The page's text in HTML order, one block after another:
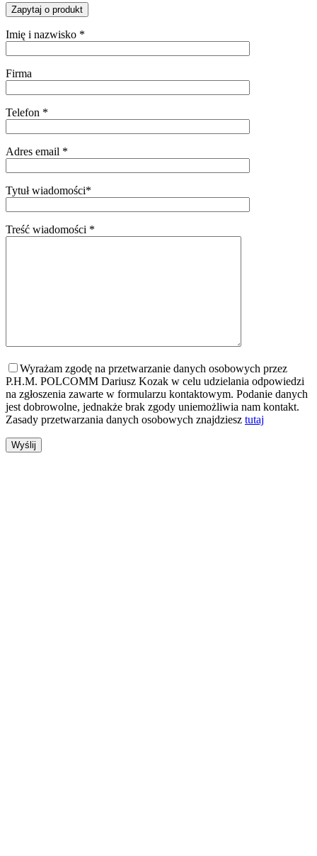
Zapytaj o produkt
Imię i nazwisko *
Firma
Telefon *
Adres email *
Tytuł wiadomości*
Treść wiadomości *
Wyrażam zgodę na przetwarzanie danych osobowych przez
P.H.M. POLCOMM Dariusz Kozak w celu udzielania odpowiedzi
na zgłoszenia zawarte w formularzu kontaktowym. Podanie danych
jest dobrowolne, jednakże brak zgody uniemożliwia nam kontakt.
Zasady przetwarzania danych osobowych znajdziesz tutaj